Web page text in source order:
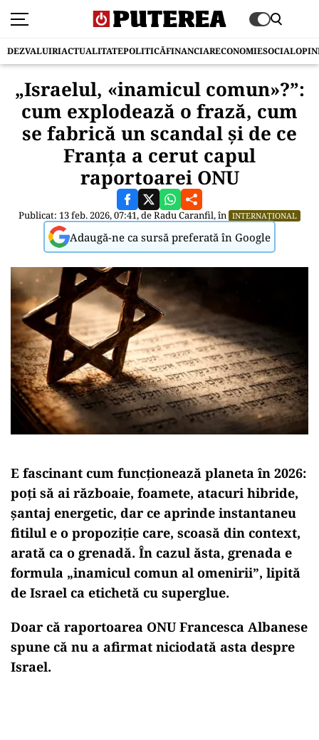
DEZVALUIRIACTUALITATEPOLITICĂFINANCIARECONOMIESOCIAL
„Israelul, «inamicul comun»?”:
cum explodează o frază, cum
se fabrică un scandal și de ce
Franța a cerut capul
raportoarei ONU
Publicat: 13 feb. 2026, 07:41, deRadu Caranfil, în INTERNAȚIONAL
Adaugă-ne ca sursă preferată în Google
E fascinant cum funcționează planeta în 2026:
poți să ai războaie, foamete, atacuri hibride,
șantaj energetic, dar ce aprinde instantaneu
fitilul e o propoziție care, scoasă din context,
arată ca o grenadă. În cazul ăsta, grenada e
formula „inamicul comun al omenirii”, lipită
de Israel ca etichetă cu superglue.
Doar că raportoarea ONU Francesca Albanese
spune că nu a afirmat niciodată asta despre
Israel.